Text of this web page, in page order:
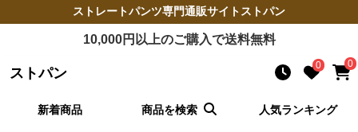
ストレートパンツ専門通販サイト ストパン
10,000円以上のご購入で送料無料
ストパン 0 0
新着商品 商品を検索 人気ランキング